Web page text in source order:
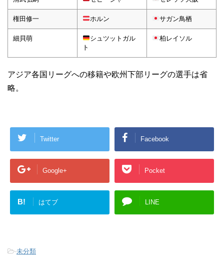
権田修一 ホルン サガン鳥栖
細貝萌
シュツットガル
ト
柏レイソル
アジア各国リーグへの移籍や欧州下部リーグの選手は省
略。
Twitter Facebook
Google+ Pocket
B! はてブ LINE
-未分類